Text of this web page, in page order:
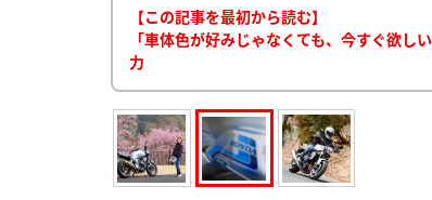
【この記事を最初から読む】
「車体色が好みじゃなくても、今すぐ欲
力